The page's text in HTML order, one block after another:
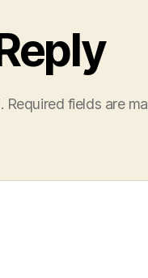
Required fields are